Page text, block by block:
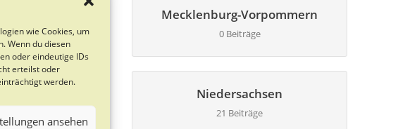
wie Cookies, um
Wenn du diesen
oder eindeutige IDs
erteilst oder
werden.
ansehen
Mecklenburg-Vorpommern
0 Beiträge
Niedersachsen
21 Beiträge